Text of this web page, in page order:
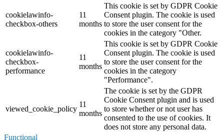
cookielawinfo-
checkbox-others
11
months
This cookie is set by GDPR Cookie
Consent plugin. The cookie is used
to store the user consent for the
cookies in the category "Other.
cookielawinfo-
checkbox-
performance
11
months
This cookie is set by GDPR Cookie
Consent plugin. The cookie is used
to store the user consent for the
cookies in the category
"Performance".
viewed_cookie_policy
11
months
The cookie is set by the GDPR
Cookie Consent plugin and is used
to store whether or not user has
consented to the use of cookies. It
does not store any personal data.
Functional